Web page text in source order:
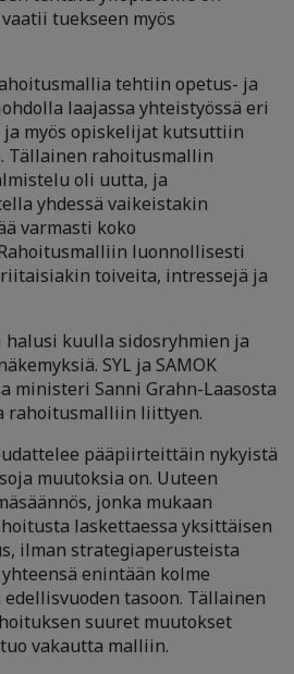
tuekseen myös
tehtiin opetus- ja
laajassa yhteistyössä eri
ja myös opiskelijat kutsuttiin
Tällainen rahoitusmallin
oli uutta, ja
yhdessä vaikeistakin
varmasti koko
luonnollisesti
toiveita, intressejä ja
kuulla sidosryhmien ja
SYL ja SAMOK
ministeri Sanni Grahn-Laasosta
rahoitusmalliin liittyen.
pääpiirteittäin nykyistä
muutoksia on. Uuteen
jonka mukaan
laskettaessa yksittäisen
ilman strategiaperusteista
enintään kolme
tasoon. Tällainen
suuret muutokset
vakautta malliin.